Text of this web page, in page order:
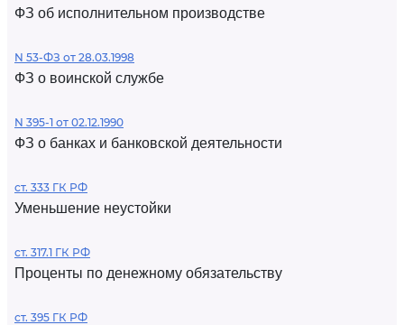
ФЗ об исполнительном производстве
N 53-ФЗ от 28.03.1998
ФЗ о воинской службе
N 395-1 от 02.12.1990
ФЗ о банках и банковской деятельности
ст. 333 ГК РФ
Уменьшение неустойки
ст. 317.1 ГК РФ
Проценты по денежному обязательству
ст. 395 ГК РФ